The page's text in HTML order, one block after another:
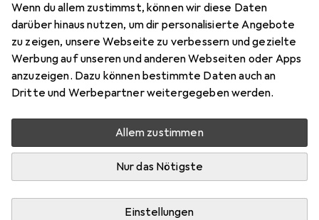
Wenn du allem zustimmst, können wir diese Daten
darüber hinaus nutzen, um dir personalisierte Angebote
zu zeigen, unsere Webseite zu verbessern und gezielte
Werbung auf unseren und anderen Webseiten oder Apps
anzuzeigen. Dazu können bestimmte Daten auch an
Dritte und Werbepartner weitergegeben werden.
Allem zustimmen
Nur das Nötigste
Einstellungen
Preis in EUR inkl. MwSt.
107
Bewertungen Marke
Mehr von BlueLounge
Testberichte
Sehr gut bei 1 Test
Zwischen Fr, 7.8. und Mo, 10.8. geliefert
10 Stück an Lager beim Lieferanten
Lieferort angeben für genaue Lieferzeit